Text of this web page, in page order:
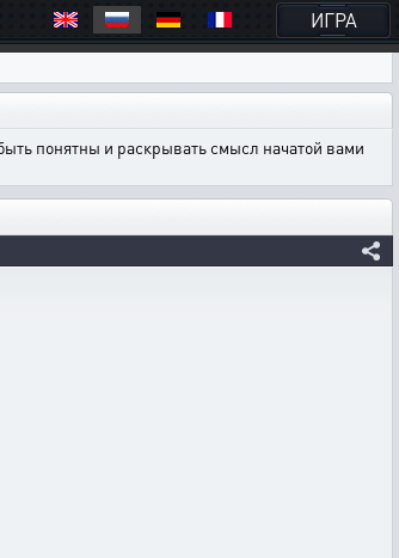
ИГРА
понятны и раскрывать смысл начатой вами